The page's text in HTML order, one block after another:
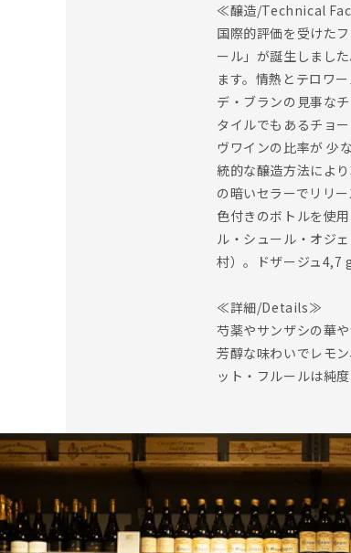
≪醸造/Technical
国際的評価を受けた
ール」が誕生しまし
ます。情熱とテロワ
デ・ブランの見事な
タイルでもあるチョ
ヴワインの比率が 少
統的な醸造方法によ
の暗いセラーでリリ
色付きのボトルを使
ル・シュール・オジ
村）。ドザージュ4,7
≪詳細/Details≫
芍薬やサンザシの華
芳醇な味わいでレモ
ット・フルールは純